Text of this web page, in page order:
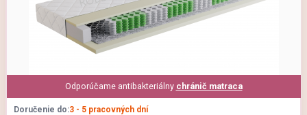
Odporúčame antibakteriálny chránič matraca
Doručenie do:3 - 5 pracovných dní